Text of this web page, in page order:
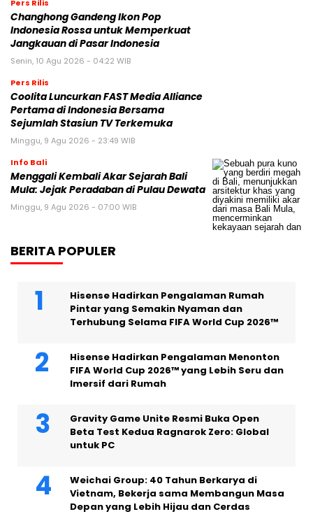
Pers Rilis
Changhong Gandeng Ikon Pop
Indonesia Rossa untuk Memperkuat
Jangkauan di Pasar Indonesia
Senin, 10 Agu 2026 - 04:22 WIB
Pers Rilis
Coolita Luncurkan FAST Media Alliance
Pertama di Indonesia Bersama
Sejumlah Stasiun TV Terkemuka
Minggu, 9 Agu 2026 - 23:49 WIB
Info Bali
Menggali Kembali Akar Sejarah Bali
Mula: Jejak Peradaban di Pulau Dewata
Minggu, 9 Agu 2026 - 07:00 WIB
BERITA POPULER
Hisense Hadirkan Pengalaman Rumah
Pintar yang Semakin Nyaman dan
Terhubung Selama FIFA World Cup 2026™
Hisense Hadirkan Pengalaman Menonton
FIFA World Cup 2026™ yang Lebih Seru dan
Imersif dari Rumah
Gravity Game Unite Resmi Buka Open
Beta Test Kedua Ragnarok Zero: Global
untuk PC
Weichai Group: 40 Tahun Berkarya di
Vietnam, Bekerja sama Membangun Masa
Depan yang Lebih Hijau dan Cerdas